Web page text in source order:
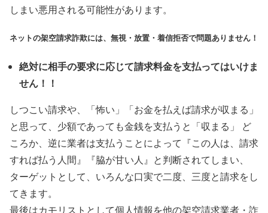
しまい悪用される可能性があります。
ネットの架空請求詐欺には、無視・放置・着信拒否で問題ありません！
絶対に相手の要求に応じて請求料金を支払ってはいけま
せん！！
しつこい請求や、「怖い」「お金を払えば請求が収まる」
と思って、少額であっても金銭を支払うと「収まる」 ど
ころか、逆に業者は支払うことによって『この人は、請求
すれば払う人間』『脇が甘い人』と判断されてしまい、
ターゲットとして、いろんな口実で二度、三度と請求をし
てきます。
最後はカモリストとして個人情報を他の架空請求業者・詐